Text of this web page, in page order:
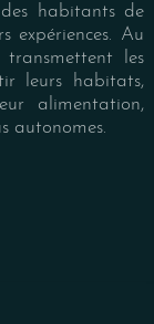
habitants de
expériences. Au
les
leurs habitats,
alimentation,
autonomes.